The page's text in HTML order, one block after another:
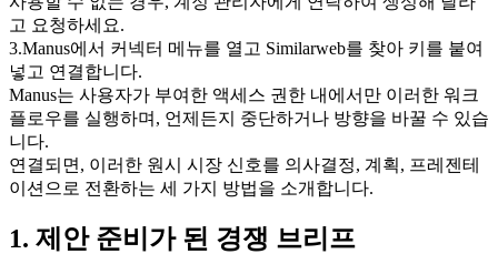
고 요청하세요.
3.Manus에서 커넥터 메뉴를 열고 Similarweb를 찾아 키를 붙여
넣고 연결합니다.
Manus는 사용자가 부여한 액세스 권한 내에서만 이러한 워크
플로우를 실행하며, 언제든지 중단하거나 방향을 바꿀 수 있습
니다.
연결되면, 이러한 원시 시장 신호를 의사결정, 계획, 프레젠테
이션으로 전환하는 세 가지 방법을 소개합니다.
1. 제안 준비가 된 경쟁 브리프